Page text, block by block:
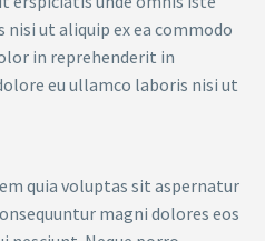
ut aliquip ex ea commodo
in reprehenderit in
eu ullamco laboris nisi ut
quia voluptas sit aspernatur
magni dolores eos